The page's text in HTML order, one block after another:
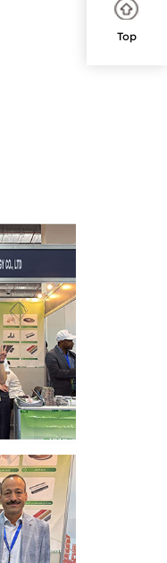
Top